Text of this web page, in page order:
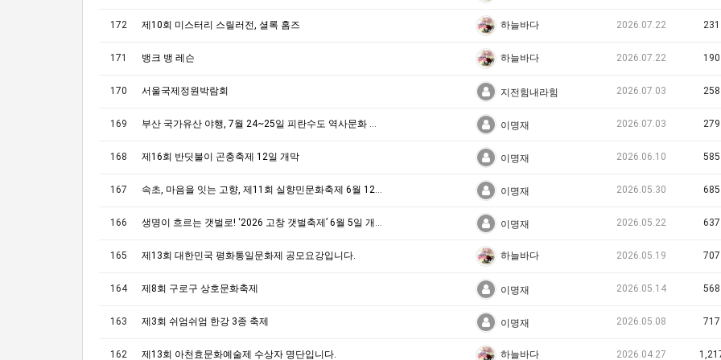
172 제10회 미스터리 스릴러전, 셜록 홈즈 하늘바다 2026.07.22 231
171 뱅크 뱅 레슨 하늘바다 2026.07.22 190
170 서울국제정원박람회 지전힘내라힘 2026.07.03 258
169 부산 국가유산 야행, 7월 24~25일 피란수도 역사문화 체험 이명재 2026.07.03 279
168 제16회 반딧불이 곤충축제 12일 개막 이명재 2026.06.10 585
167 속초, 마음을 잇는 고향, 제11회 실향민문화축제 6월 12일 개막 이명재 2026.05.30 685
166 생명이 흐르는 갯벌로! ‘2026 고창 갯벌축제’ 6월 5일 개막 이명재 2026.05.22 637
165 제13회 대한민국 평화통일문화제 공모요강입니다. 하늘바다 2026.05.19 707
164 제8회 구로구 상호문화축제 이명재 2026.05.14 568
163 제3회 쉬엄쉬엄 한강 3종 축제 이명재 2026.05.08 717
162 제13회 아천효문화예술제 수상자 명단입니다. 하늘바다 2026.04.27